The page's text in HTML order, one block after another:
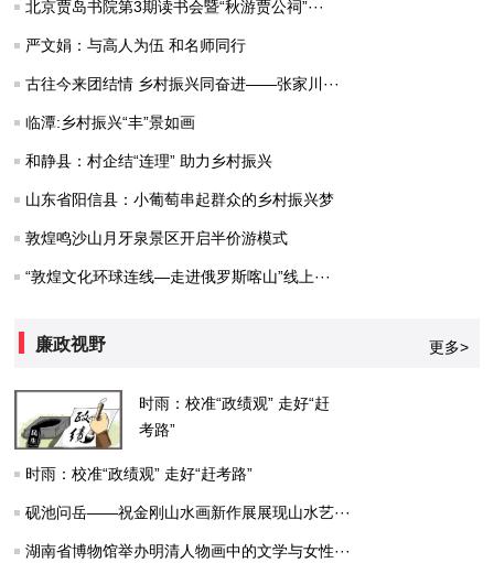
北京贾岛书院第3期读书会暨“秋游贾公祠”···
严文娟：与高人为伍 和名师同行
古往今来团结情 乡村振兴同奋进——张家川···
临潭:乡村振兴“丰”景如画
和静县：村企结“连理” 助力乡村振兴
山东省阳信县：小葡萄串起群众的乡村振兴梦
敦煌鸣沙山月牙泉景区开启半价游模式
“敦煌文化环球连线—走进俄罗斯喀山”线上···
廉政视野 更多>
时雨：校准“政绩观” 走好“赶
考路”
时雨：校准“政绩观” 走好“赶考路”
砚池问岳——祝金刚山水画新作展展现山水艺···
湖南省博物馆举办明清人物画中的文学与女性···